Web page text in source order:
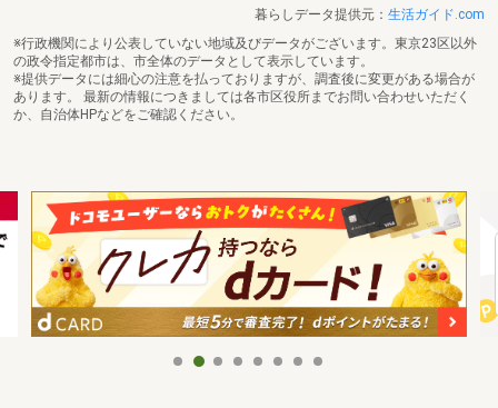
暮らしデータ提供元： 生活ガイド.com
※行政機関により公表していない地域及びデータがございます。東京23区以外
の政令指定都市は、市全体のデータとして表示しています。
※提供データには細心の注意を払っておりますが、調査後に変更がある場合が
あります。 最新の情報につきましては各市区役所までお問い合わせいただく
か、自治体HPなどをご確認ください。